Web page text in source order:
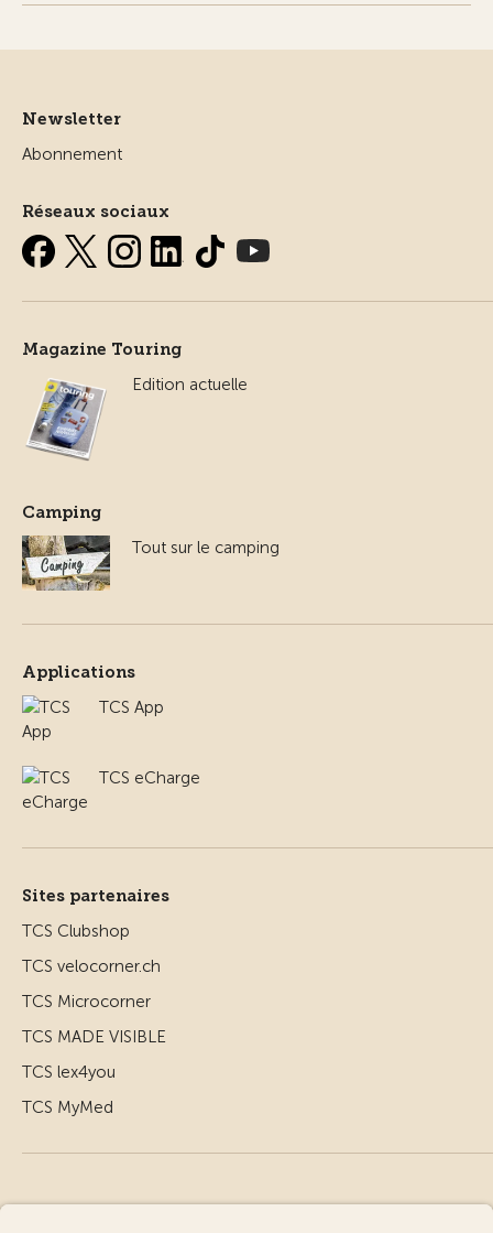
Newsletter
Abonnement
Réseaux sociaux
Magazine Touring
Edition actuelle
Camping
Tout sur le camping
Applications
TCS App
TCS eCharge
Sites partenaires
TCS Clubshop
TCS velocorner.ch
TCS Microcorner
TCS MADE VISIBLE
TCS lex4you
TCS MyMed